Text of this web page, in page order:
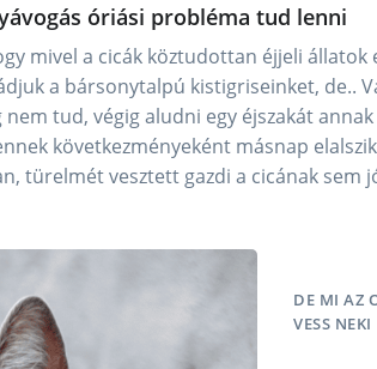
óriási probléma tud lenni
mivel a cicák köztudottan éjjeli állatok
a bársonytalpú kistigriseinket, de..
tud, végig aludni egy éjszakát
következményeként másnap
türelmét vesztett gazdi a cicának sem
DE MI AZ
VESS NEKI